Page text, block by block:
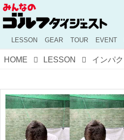
LESSON GEAR TOUR EVENT
HOME LESSON